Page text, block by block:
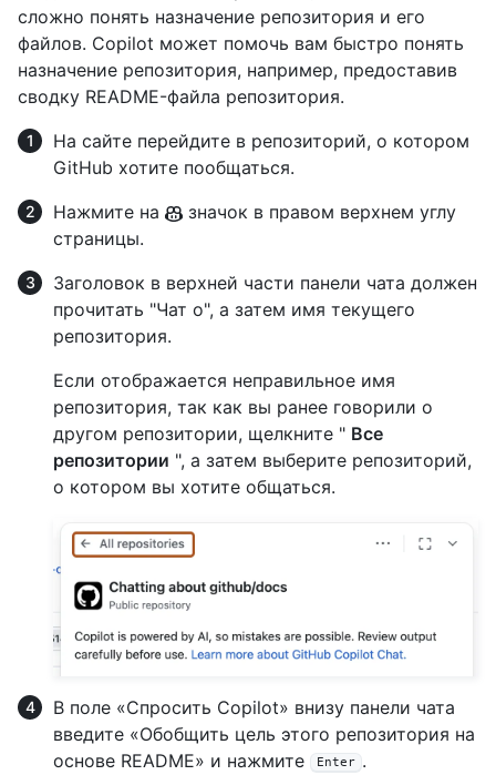
сложно понять назначение репозитория и его
файлов. Copilot может помочь вам быстро понять
назначение репозитория, например, предоставив
сводку README-файла репозитория.
На сайте перейдите в репозиторий, о котором
GitHub хотите пообщаться.
Нажмите на
значок в правом верхнем углу
страницы.
Заголовок в верхней части панели чата должен
прочитать "Чат о", а затем имя текущего
репозитория.
Если отображается неправильное имя
репозитория, так как вы ранее говорили о
другом репозитории, щелкните " Все
репозитории ", а затем выберите репозиторий,
о котором вы хотите общаться.
В поле «Спросить Copilot» внизу панели чата
введите «Обобщить цель этого репозитория на
основе README» и нажмите
Enter .